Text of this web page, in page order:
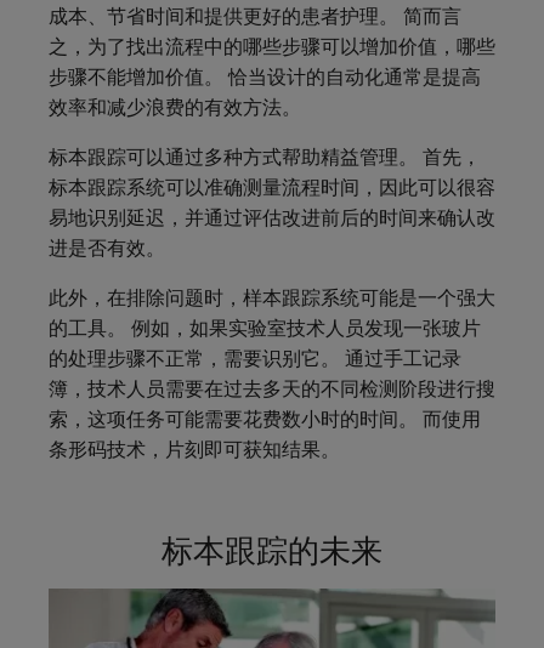
成本、节省时间和提供更好的患者护理。 简而言
之，为了找出流程中的哪些步骤可以增加价值，哪些
步骤不能增加价值。 恰当设计的自动化通常是提高
效率和减少浪费的有效方法。
标本跟踪可以通过多种方式帮助精益管理。 首先，
标本跟踪系统可以准确测量流程时间，因此可以很容
易地识别延迟，并通过评估改进前后的时间来确认改
进是否有效。
此外，在排除问题时，样本跟踪系统可能是一个强大
的工具。 例如，如果实验室技术人员发现一张玻片
的处理步骤不正常，需要识别它。 通过手工记录
簿，技术人员需要在过去多天的不同检测阶段进行搜
索，这项任务可能需要花费数小时的时间。 而使用
条形码技术，片刻即可获知结果。
标本跟踪的未来